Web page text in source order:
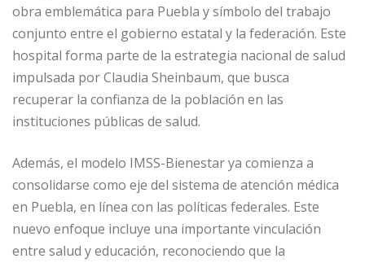
obra emblemática para Puebla y símbolo del trabajo
conjunto entre el gobierno estatal y la federación. Este
hospital forma parte de la estrategia nacional de salud
impulsada por Claudia Sheinbaum, que busca
recuperar la confianza de la población en las
instituciones públicas de salud.
Además, el modelo IMSS-Bienestar ya comienza a
consolidarse como eje del sistema de atención médica
en Puebla, en línea con las políticas federales. Este
nuevo enfoque incluye una importante vinculación
entre salud y educación, reconociendo que la